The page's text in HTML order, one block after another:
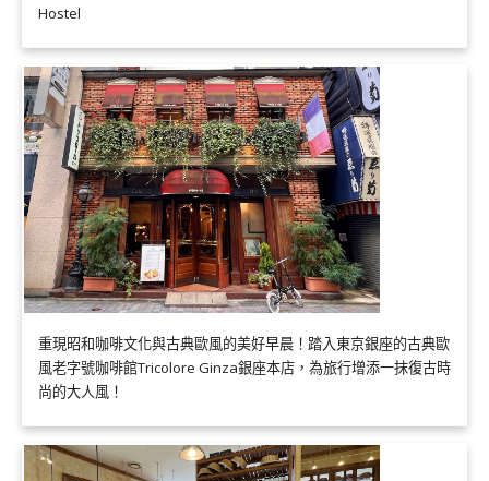
Hostel
重現昭和咖啡文化與古典歐風的美好早晨！踏入東京銀座的古典歐
風老字號咖啡館Tricolore Ginza銀座本店，為旅行增添一抹復古時
尚的大人風！